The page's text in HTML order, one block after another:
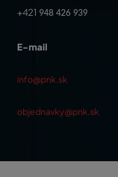
+421 948 426 939
E-mail
info@pnk.sk
objednavky@pnk.sk